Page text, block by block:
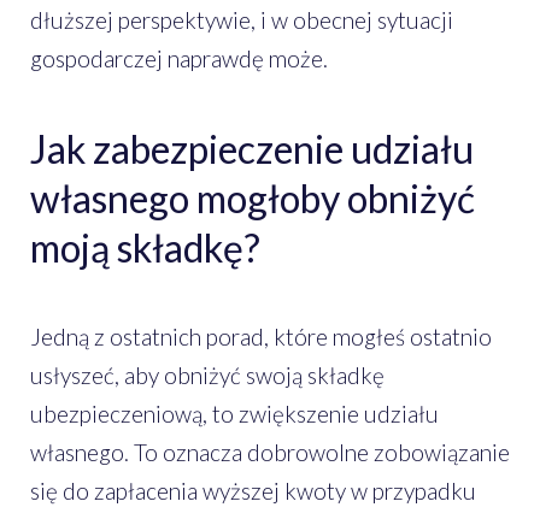
dłuższej perspektywie, i w obecnej sytuacji
gospodarczej naprawdę może.
Jak zabezpieczenie udziału
własnego mogłoby obniżyć
moją składkę?
Jedną z ostatnich porad, które mogłeś ostatnio
usłyszeć, aby obniżyć swoją składkę
ubezpieczeniową, to zwiększenie udziału
własnego. To oznacza dobrowolne zobowiązanie
się do zapłacenia wyższej kwoty w przypadku